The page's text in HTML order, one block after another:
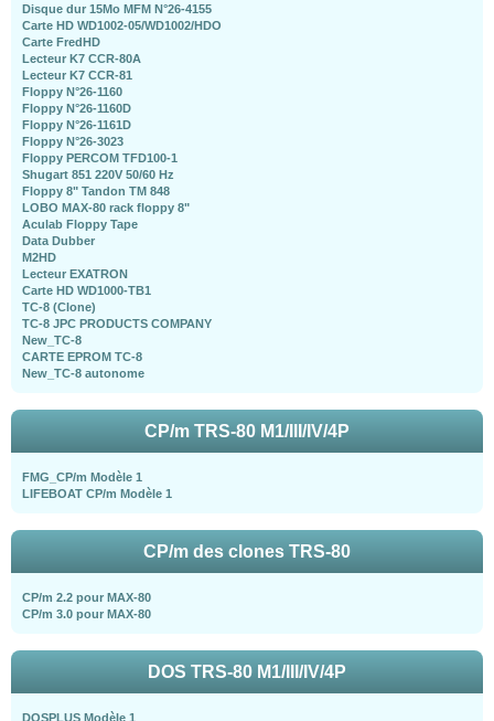
Disque dur 15Mo MFM N°26-4155
Carte HD WD1002-05/WD1002/HDO
Carte FredHD
Lecteur K7 CCR-80A
Lecteur K7 CCR-81
Floppy N°26-1160
Floppy N°26-1160D
Floppy N°26-1161D
Floppy N°26-3023
Floppy PERCOM TFD100-1
Shugart 851 220V 50/60 Hz
Floppy 8" Tandon TM 848
LOBO MAX-80 rack floppy 8"
Aculab Floppy Tape
Data Dubber
M2HD
Lecteur EXATRON
Carte HD WD1000-TB1
TC-8 (Clone)
TC-8 JPC PRODUCTS COMPANY
New_TC-8
CARTE EPROM TC-8
New_TC-8 autonome
CP/m TRS-80 M1/III/IV/4P
FMG_CP/m Modèle 1
LIFEBOAT CP/m Modèle 1
CP/m des clones TRS-80
CP/m 2.2 pour MAX-80
CP/m 3.0 pour MAX-80
DOS TRS-80 M1/III/IV/4P
DOSPLUS Modèle 1